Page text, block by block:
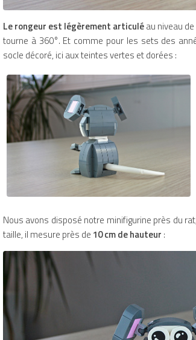
Le rongeur est légèrement articuléau niveau
tourne à 360°. Et comme pour les sets des
socle décoré, ici aux teintes vertes et dorées :
Nous avons disposé notre minifigurine près du
taille, il mesure près de 10 cm de hauteur :